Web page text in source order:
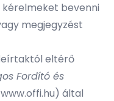
bevenni
megjegyzést
eltérő
Fordító és
www.offi.hu) által